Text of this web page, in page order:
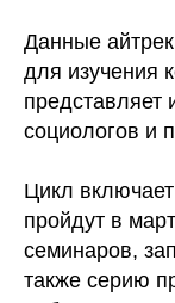
Данные
для изучения
представляет
социологов и
Цикл
пройдут в
семинаров,
также серию